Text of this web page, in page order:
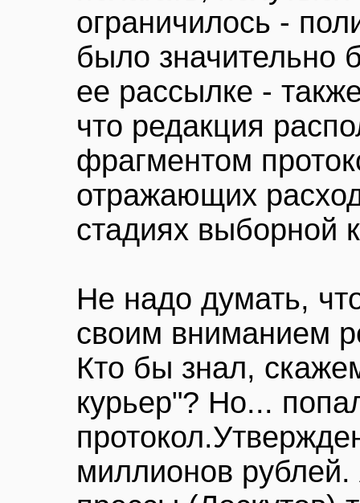
ограничилось -
было значительно
ее рассылке -
что редакция
фрагментом
отражающих
стадиях выборной
Не надо думать,
своим вниманием
Кто бы знал,
курьер"? Но...
миллионов рублей.